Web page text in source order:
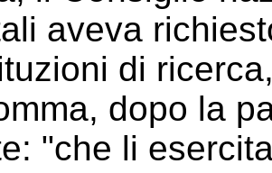
aveva
di
dopo la
"che li